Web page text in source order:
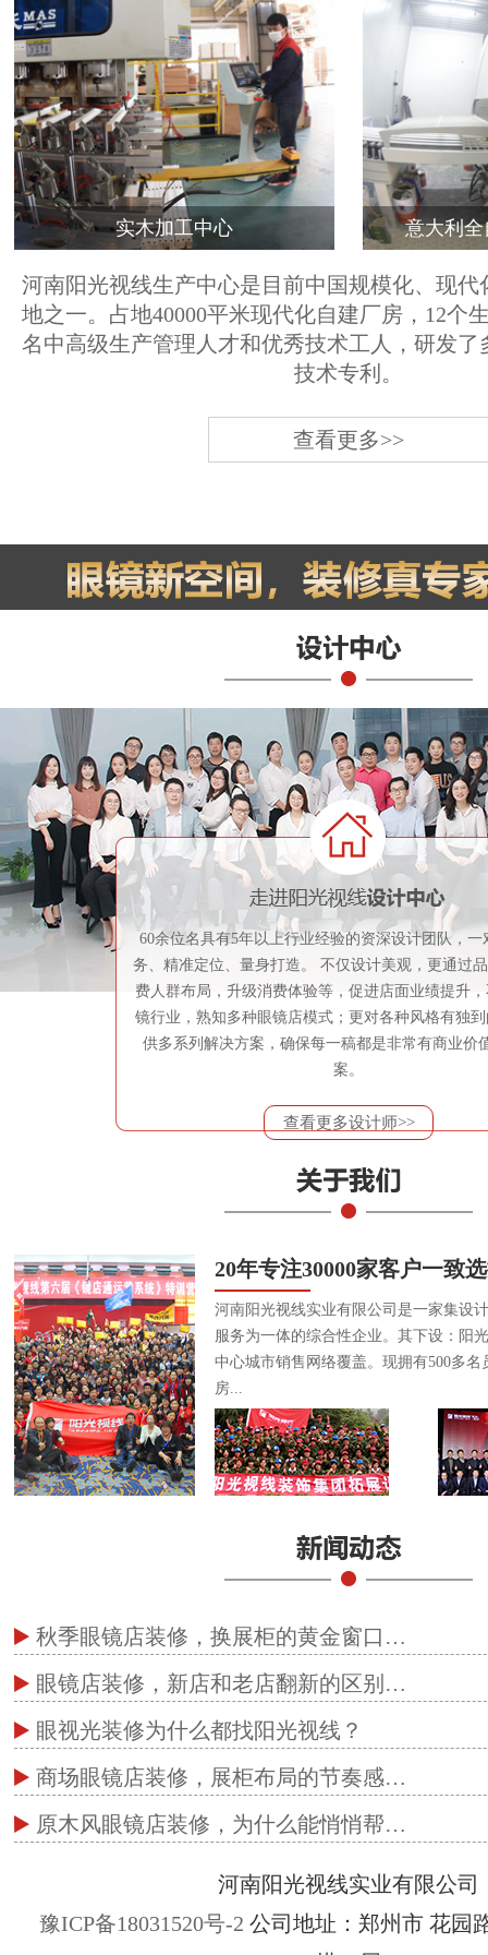
实木加工中心 意大利
河南阳光视线生产中心是目前中国规模化、现代
地之一。占地40000平米现代化自建厂房，12个
名中高级生产管理人才和优秀技术工人，研发了
技术专利。
查看更多>>
60余位名具有5年以上行业经验的资深设计团队，一
务、精准定位、量身打造。 不仅设计美观，更通过
费人群布局，升级消费体验等，促进店面业绩提升
镜行业，熟知多种眼镜店模式；更对各种风格有独
供多系列解决方案，确保每一稿都是非常有商业价
案。
查看更多设计师>>
20年专注30000家客户一致
河南阳光视线实业有限公司是一家集设
服务为一体的综合性企业。其下设：阳
中心城市销售网络覆盖。现拥有500多
房...
秋季眼镜店装修，换展柜的黄金窗口…
眼镜店装修，新店和老店翻新的区别…
眼视光装修为什么都找阳光视线？
商场眼镜店装修，展柜布局的节奏感…
原木风眼镜店装修，为什么能悄悄帮…
河南阳光视线实业有限公司
豫ICP备18031520号-2 公司地址：郑州市 花园